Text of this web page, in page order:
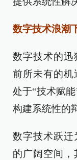
数字技术浪潮
数字技术的迅
前所未有的机
处于“技术赋
构建系统性的
数字技术跃迁
的广阔空间，